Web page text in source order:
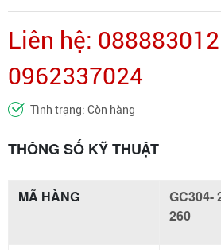
Liên hệ:
0962337024
Tình trạng: Còn hàng
THÔNG SỐ KỸ THUẬT
MÃ HÀNG
GC304-
260